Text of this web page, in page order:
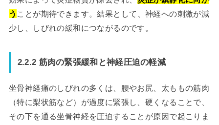
う ことが期待できます。結果として、神経への刺激が減
少し、しびれの緩和につながるのです。
2.2.2 筋肉の緊張緩和と神経圧迫の軽減
坐骨神経痛のしびれの多くは、腰やお尻、太ももの筋肉
（特に梨状筋など）が過度に緊張し、硬くなることで、
その下を通る坐骨神経を圧迫することが原因で起こりま